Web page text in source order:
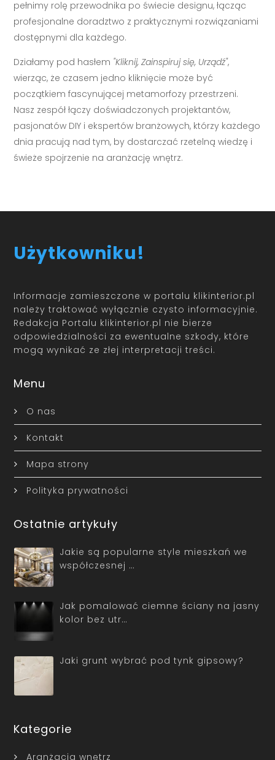
pełnimy rolę przewodnika po świecie designu, łącząc
profesjonalne doradztwo z praktycznymi rozwiązaniami
dostępnymi dla każdego.
Działamy pod hasłem "Kliknij, Zainspiruj się, Urządź",
wierząc, że czasem jedno kliknięcie może być
początkiem fascynującej metamorfozy przestrzeni.
Nasz zespół łączy doświadczonych projektantów,
pasjonatów DIY i ekspertów branżowych, którzy każdego
dnia pracują nad tym, by dostarczać rzetelną wiedzę i
świeże spojrzenie na aranżację wnętrz.
Użytkowniku!
Informacje zamieszczone w portalu klikinterior.pl
należy traktować wyłącznie czysto informacyjnie.
Redakcja Portalu klikinterior.pl nie bierze
odpowiedzialności za ewentualne szkody, które
mogą wynikać ze złej interpretacji treści.
Menu
O nas
Kontakt
Mapa strony
Polityka prywatności
Ostatnie artykuły
Jakie są popularne style mieszkań we
współczesnej …
Jak pomalować ciemne ściany na jasny
kolor bez utr…
Jaki grunt wybrać pod tynk gipsowy?
Kategorie
Aranżacja wnętrz